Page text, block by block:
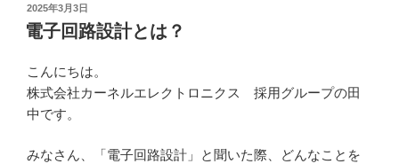
投
稿
日:
2025年3月3日
電子回路設計とは？
こんにちは。
株式会社カーネルエレクトロニクス 採用グループの田
中です。
みなさん、「電子回路設計」と聞いた際、どんなことを